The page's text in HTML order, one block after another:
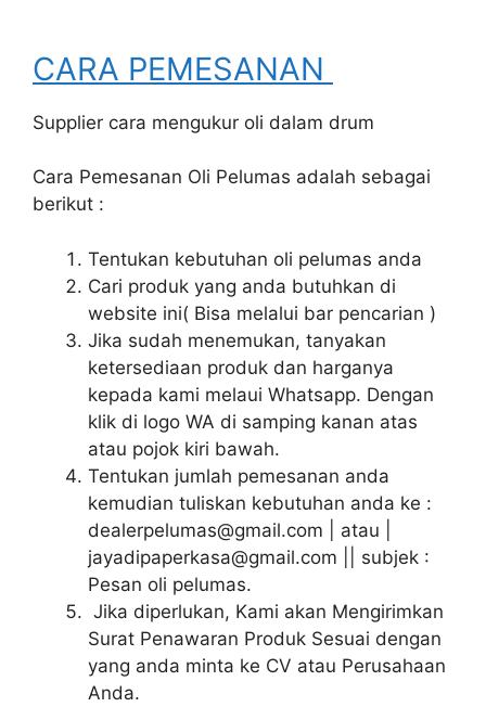
CARA PEMESANAN
Supplier cara mengukur oli dalam drum
Cara Pemesanan Oli Pelumas adalah sebagai
berikut :
Tentukan kebutuhan oli pelumas anda
Cari produk yang anda butuhkan di
website ini( Bisa melalui bar pencarian )
Jika sudah menemukan, tanyakan
ketersediaan produk dan harganya
kepada kami melaui Whatsapp. Dengan
klik di logo WA di samping kanan atas
atau pojok kiri bawah.
Tentukan jumlah pemesanan anda
kemudian tuliskan kebutuhan anda ke :
dealerpelumas@gmail.com | atau |
jayadipaperkasa@gmail.com || subjek :
Pesan oli pelumas.
Jika diperlukan, Kami akan Mengirimkan
Surat Penawaran Produk Sesuai dengan
yang anda minta ke CV atau Perusahaan
Anda.